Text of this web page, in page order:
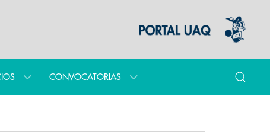
CONVOCATORIAS